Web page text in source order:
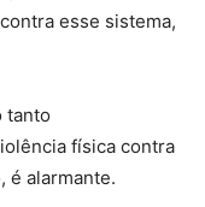
esse sistema,
tanto
física contra
é alarmante.